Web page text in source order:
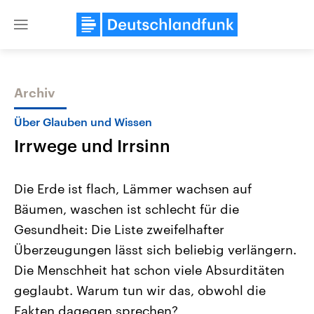
Close
Themen
Landtagswahl Sachsen-Anhalt
2026
Alle Informationen
Sachsen-Anhalt wählt am 6.
September 2026 einen neuen
Landtag. Seit 2021 wird das
Bundesland von einer Koalition aus
USA
Aktuelle Beiträge,
Hintergründe
Wirtschaftlich und
gehören die Vereinigten
den mächtigsten Ländern
Archiv
Über Glauben und Wissen
Irrwege und Irrsinn
Die Erde ist flach, Lämmer wachsen auf
Bäumen, waschen ist schlecht für die
Gesundheit: Die Liste zweifelhafter
Überzeugungen lässt sich beliebig verlängern.
Die Menschheit hat schon viele Absurditäten
geglaubt. Warum tun wir das, obwohl die
Fakten dagegen sprechen?